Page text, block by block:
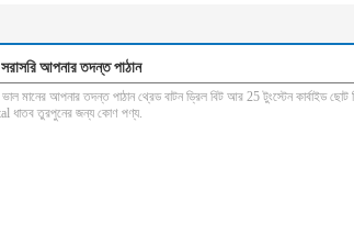
আপনার তদন্ত পাঠান